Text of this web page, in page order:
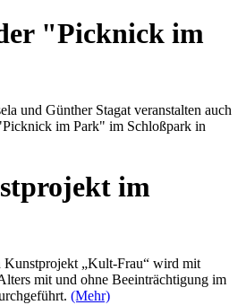
"Picknick im
und Günther Stagat veranstalten auch
im Park" im Schloßpark in
im
Kunstprojekt „Kult-Frau“ wird mit
mit und ohne Beeinträchtigung im
(Mehr)